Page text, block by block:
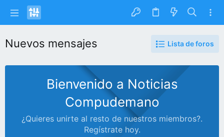
Nuevos mensajes Lista de foros
Bienvenido a Noticias
Compudemano
¿Quieres unirte al resto de nuestros miembros?.
Regístrate hoy.